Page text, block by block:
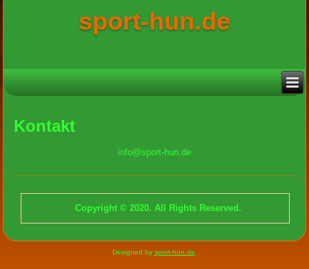
sport-hun.de
Kontakt
info@sport-hun.de
Copyright © 2020. All Rights Reserved.
Designed by sport-hun.de.